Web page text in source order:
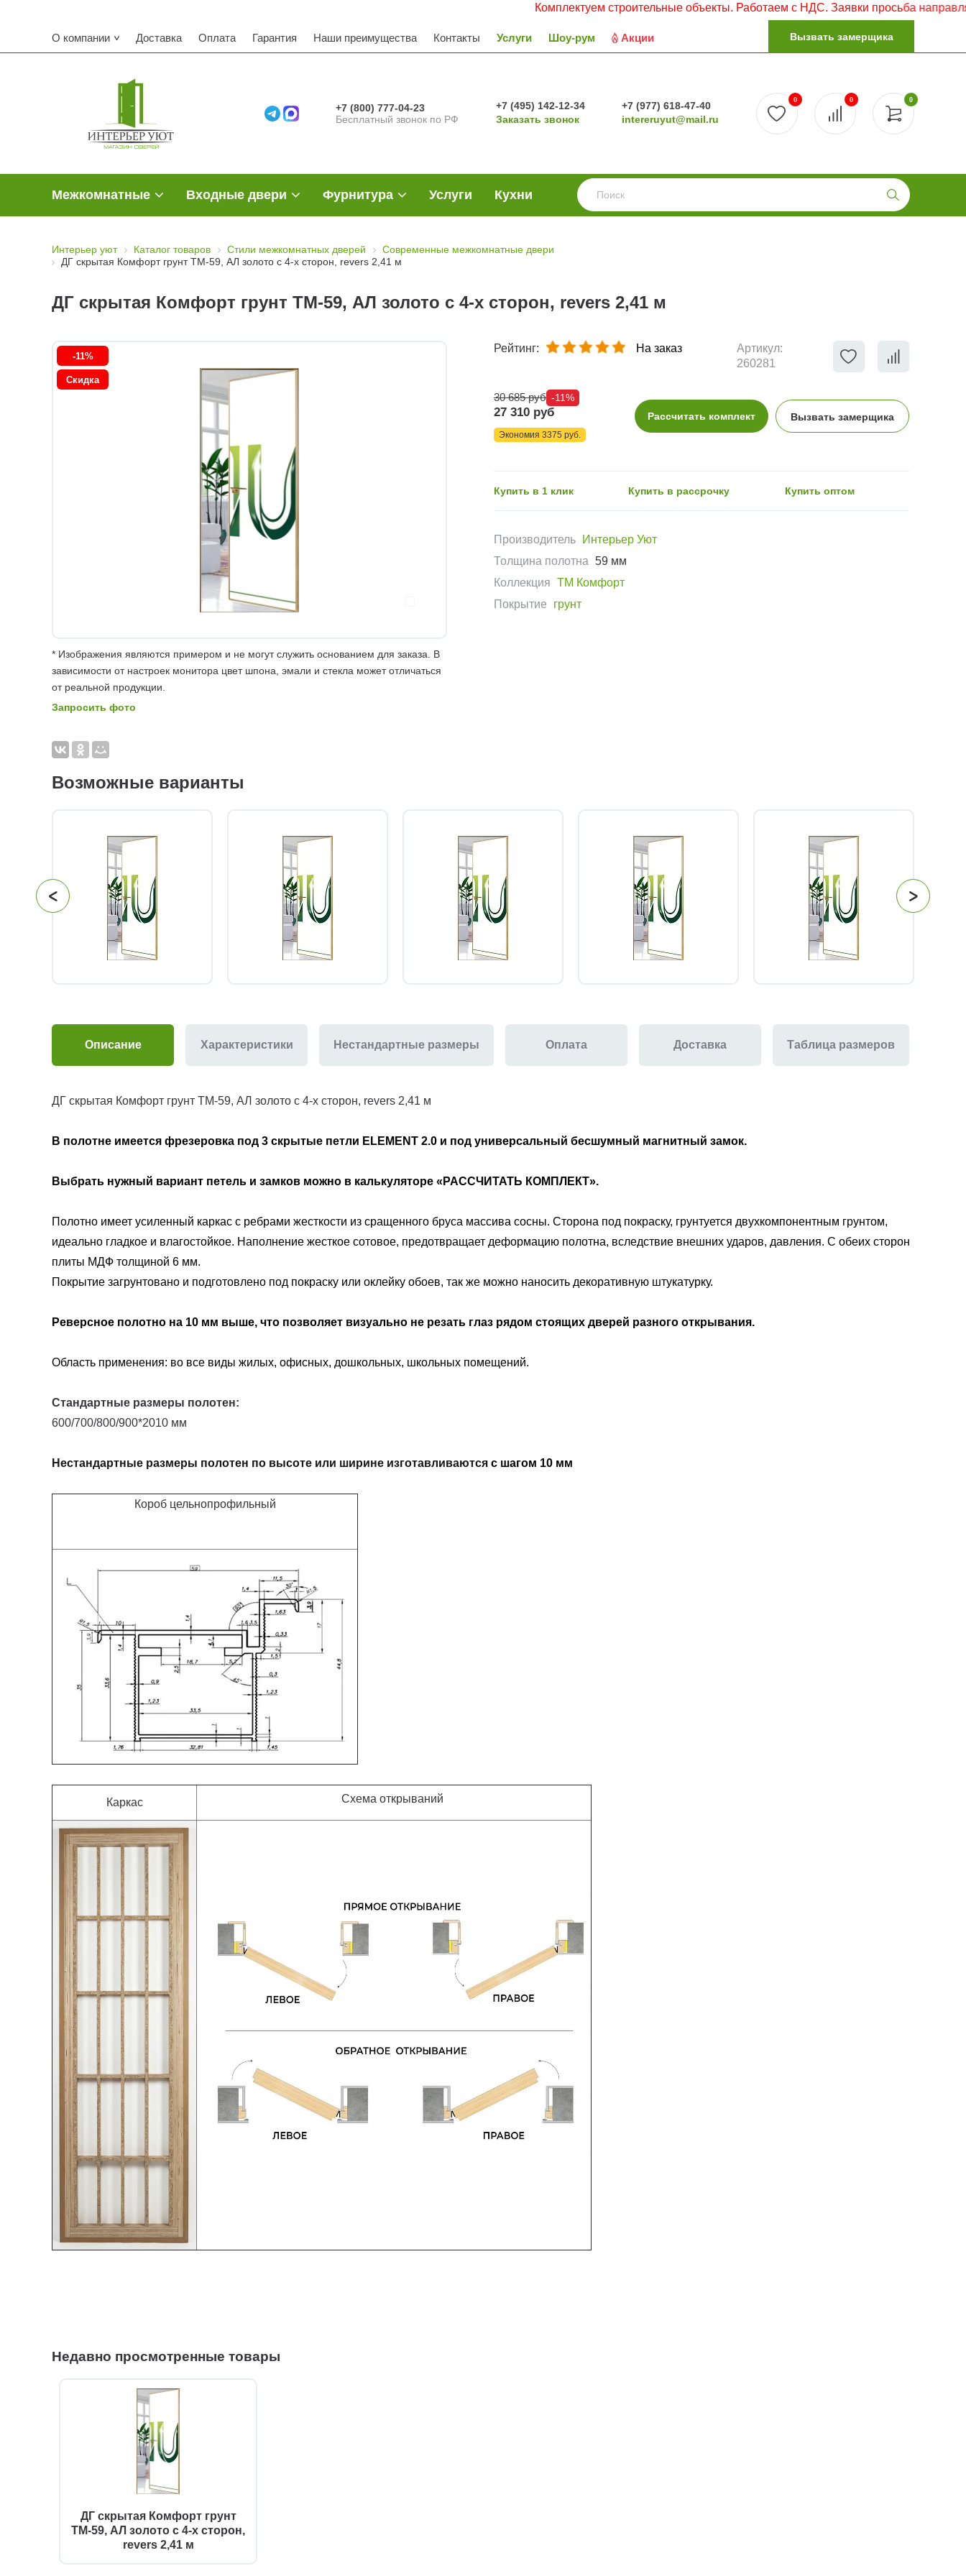
Комплектуем строительные объекты. Работаем с НДС. Заявки просьба направлять на
О компании Доставка Оплата Гарантия Наши преимущества Контакты Услуги Шоу-рум Акции Вызвать замерщика
+7 (800) 777-04-23
Бесплатный звонок по РФ
+7 (495) 142-12-34
Заказать звонок
+7 (977) 618-47-40
intereruyut@mail.ru
0
0 0
Межкомнатные Входные двери Фурнитура Услуги Кухни
Интерьер уют Каталог товаров Стили межкомнатных дверей
Современные межкомнатные двери
ДГ скрытая Комфорт грунт ТМ-59, АЛ золото с 4-х сторон, revers 2,41 м
ДГ скрытая Комфорт грунт ТМ-59, АЛ золото с 4-х сторон, revers 2,41 м
-11%
Скидка
* Изображения являются примером и не могут служить основанием для заказа. В
зависимости от настроек монитора цвет шпона, эмали и стекла может отличаться
от реальной продукции.
Запросить фото
Рейтинг: На заказ
Артикул:
260281
30 685 руб -11%
27 310 руб
Экономия 3375 руб.
Рассчитать комплект Вызвать замерщика
Купить в 1 клик Купить в рассрочку Купить оптом
Производитель
Интерьер Уют
Толщина полотна 59 мм
Коллекция ТМ Комфорт
Покрытие
грунт
Возможные варианты
Описание Характеристики Нестандартные размеры Оплата Доставка Таблица размеров
ДГ скрытая Комфорт грунт ТМ-59, АЛ золото с 4-х сторон, revers 2,41 м
В полотне имеется фрезеровка под 3 скрытые петли ELEMENT 2.0 и под универсальный бесшумный магнитный замок.
Выбрать нужный вариант петель и замков можно в калькуляторе «РАССЧИТАТЬ КОМПЛЕКТ».
Полотно имеет усиленный каркас с ребрами жесткости из сращенного бруса массива сосны. Сторона под покраску, грунтуется двухкомпонентным грунтом,
идеально гладкое и влагостойкое. Наполнение жесткое сотовое, предотвращает деформацию полотна, вследствие внешних ударов, давления. С обеих сторон
плиты МДФ толщиной 6 мм.
Покрытие загрунтовано и подготовлено под покраску или оклейку обоев, так же можно наносить декоративную штукатурку.
Реверсное полотно на 10 мм выше, что позволяет визуально не резать глаз рядом стоящих дверей разного открывания.
Область применения: во все виды жилых, офисных, дошкольных, школьных помещений.
Стандартные размеры полотен:
600/700/800/900*2010 мм
Нестандартные размеры полотен по высоте или ширине изготавливаются с шагом 10 мм
Короб цельнопрофильный
Каркас Схема открываний
Недавно просмотренные товары
ДГ скрытая Комфорт грунт
ТМ-59, АЛ золото с 4-х сторон,
revers 2,41 м